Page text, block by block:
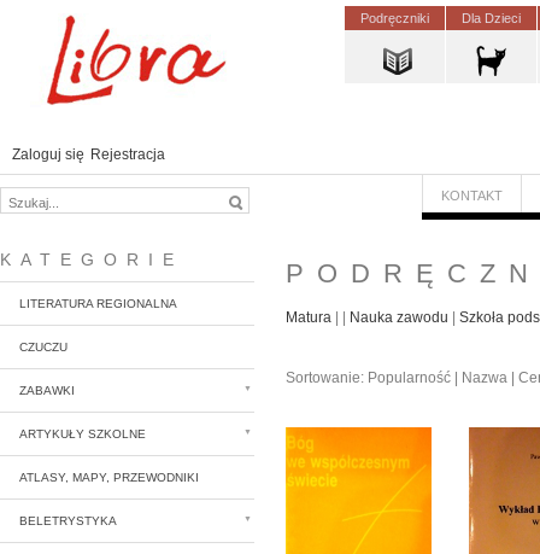
Podręczniki Dla Dzieci
Zaloguj się Rejestracja
KONTAKT
KATEGORIE
LITERATURA REGIONALNA
CZUCZU
ZABAWKI
ARTYKUŁY SZKOLNE
ATLASY, MAPY, PRZEWODNIKI
BELETRYSTYKA
Matura Nauka zawodu Szkoła
Sortowanie: Popularność Nazwa